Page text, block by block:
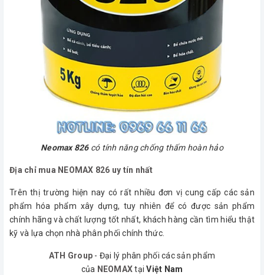
Neomax 826có tính năng chống thấm hoàn hảo
Địa chỉ mua NEOMAX 826 uy tín nhất
Trên thị trường hiện nay có rất nhiều đơn vị cung cấp các sản
phẩm hóa phẩm xây dựng, tuy nhiên để có được sản phẩm
chính hãng và chất lượng tốt nhất, khách hàng cần tìm hiểu thật
kỹ và lựa chọn nhà phân phối chính thức.
ATH Group - Đại lý phân phối các sản phẩm
của NEOMAXtạiViệt Nam